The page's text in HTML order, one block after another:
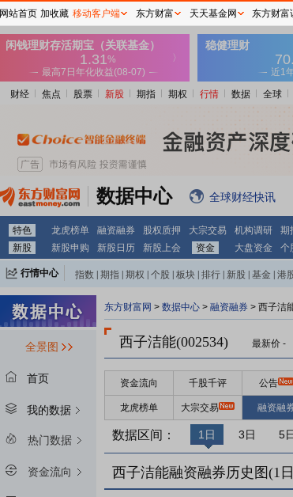
财经 焦点 股票 新股 期指 期权 行情 数据 全球
数据中心 全球财经快讯
特色 龙虎榜单 融资融券 股权质押 大宗交易 机构调研 期
新股
新股申购 新股日历 新股上会 资金 大盘资金 个
行情中心 指数 期指 期权 个股 板块 排行 新股 基金 港
全景图
首页
我的数据
热门数据
资金流向
东方财富网 > 数据中心 > 融资融券 > 西子洁
西子洁能(002534) 最新价 -
资金流向 千股千评 公告
龙虎榜单 大宗交易 融资融
数据区间： 1日 3日 5
西子洁能融资融券历史图(1
网站首页 加收藏 移动客户端 东方财富 天天基金网 东方财富